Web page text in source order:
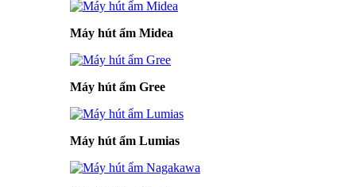
Máy hút ẩm Midea
Máy hút ẩm Gree
Máy hút ẩm Lumias